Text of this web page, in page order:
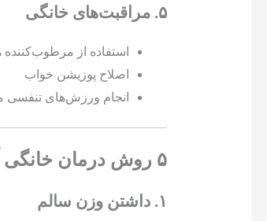
۵. مراقبت‌های خانگی
استفاده از مرطوب‌کننده
اصلاح پوزیشن خواب
انجام ورزش‌های تنفسی
۵ روش درمان خانگی آپنه خواب
۱. داشتن وزن سالم